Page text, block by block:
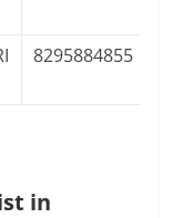
8295884855
in